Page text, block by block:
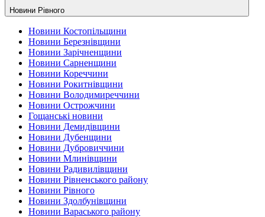
Новини Рiвного
Новини Костопільщини
Новини Березнівщини
Новини Зарічненщини
Новини Сарненщини
Новини Кореччини
Новини Рокитнівщини
Новини Володимиреччини
Новини Острожчини
Гощанські новини
Новини Демидівщини
Новини Дубенщини
Новини Дубровиччини
Новини Млинівщини
Новини Радивилівщини
Новини Рівненського району
Новини Рівного
Новини Здолбунівщини
Новини Вараського району